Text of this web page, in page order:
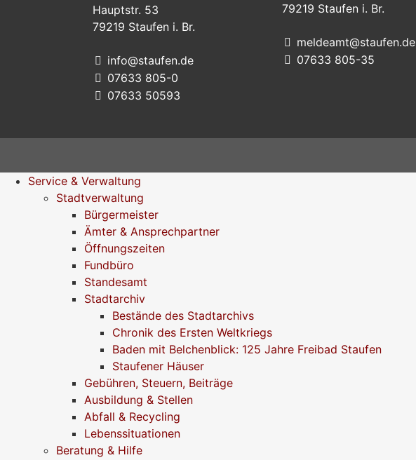
Hauptstr. 53
79219 Staufen i. Br.
info@staufen.de
07633 805-0
07633 50593
79219 Staufen i. Br.
meldeamt@staufen.de
07633 805-35
Service & Verwaltung
Stadtverwaltung
Bürgermeister
Ämter & Ansprechpartner
Öffnungszeiten
Fundbüro
Standesamt
Stadtarchiv
Bestände des Stadtarchivs
Chronik des Ersten Weltkriegs
Baden mit Belchenblick: 125 Jahre Freibad Staufen
Staufener Häuser
Gebühren, Steuern, Beiträge
Ausbildung & Stellen
Abfall & Recycling
Lebenssituationen
Beratung & Hilfe